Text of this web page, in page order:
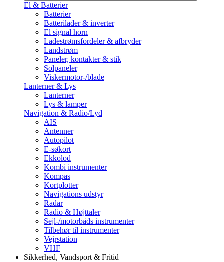
El & Batterier
Batterier
Batterilader & inverter
El signal horn
Ladestrømsfordeler & afbryder
Landstrøm
Paneler, kontakter & stik
Solpaneler
Viskermotor-/blade
Lanterner & Lys
Lanterner
Lys & lamper
Navigation & Radio/Lyd
AIS
Antenner
Autopilot
E-søkort
Ekkolod
Kombi instrumenter
Kompas
Kortplotter
Navigations udstyr
Radar
Radio & Højttaler
Sejl-/motorbåds instrumenter
Tilbehør til instrumenter
Vejrstation
VHF
Sikkerhed, Vandsport & Fritid